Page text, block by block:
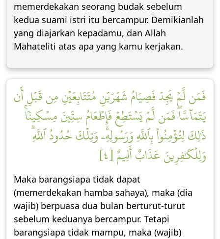
memerdekakan seorang budak sebelum
kedua suami istri itu bercampur. Demikianlah
yang diajarkan kepadamu, dan Allah
Mahateliti atas apa yang kamu kerjakan.
فَمَن لَّمۡ يَجِدۡ فَصِيَامُ شَهۡرَيۡنِ مُتَتَابِعَيۡنِ مِن قَبۡلِ أَن
يَتَمَآسَّاۖ فَمَن لَّمۡ يَسۡتَطِعۡ فَإِطۡعَامُ سِتِّينَ مِسۡكِينٗاۚ
ذَٰلِكَ لِتُؤۡمِنُواْ بِٱللَّهِ وَرَسُولِهِۦۚ وَتِلۡكَ حُدُودُ ٱللَّهِۗ
وَلِلۡكَٰفِرِينَ عَذَابٌ أَلِيمٌ [٤]
Maka barangsiapa tidak dapat
(memerdekakan hamba sahaya), maka (dia
wajib) berpuasa dua bulan berturut-turut
sebelum keduanya bercampur. Tetapi
barangsiapa tidak mampu, maka (wajib)